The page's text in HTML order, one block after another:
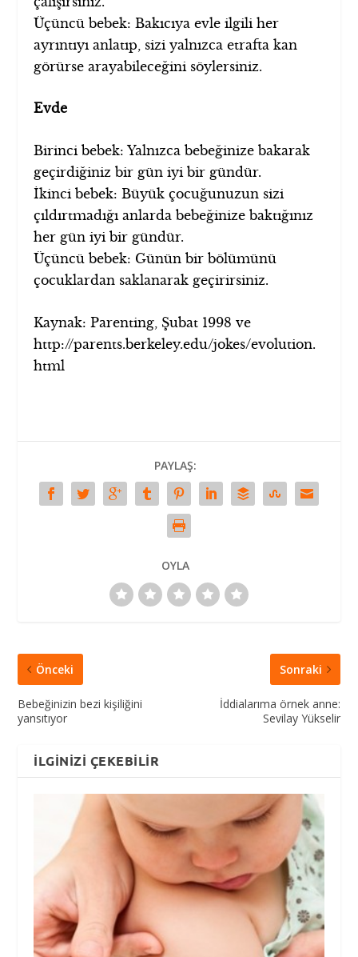
Üçüncü bebek: Bakıcıya evle ilgili her
ayrıntıyı anlatıp, sizi yalnızca etrafta kan
görürse arayabileceğini söylersiniz.
Evde
Birinci bebek: Yalnızca bebeğinize bakarak
geçirdiğiniz bir gün iyi bir gündür.
İkinci bebek: Büyük çocuğunuzun sizi
çıldırtmadığı anlarda bebeğinize baktığınız
her gün iyi bir gündür.
Üçüncü bebek: Günün bir bölümünü
çocuklardan saklanarak geçirirsiniz.
Kaynak: Parenting, Şubat 1998 ve
http://parents.berkeley.edu/jokes/evolution.
html
PAYLAŞ:
OYLA
Önceki
Bebeğinizin bezi kişiliğini
yansıtıyor
Sonraki
İddialarıma örnek anne:
Sevilay Yükselir
İLGINIZI ÇEKEBILIR